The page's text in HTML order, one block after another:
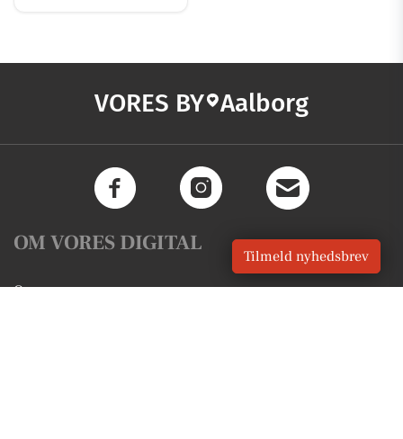
VORES BY Aalborg
OM VORES DIGITAL
Om os
Tilmeld nyhedsbrev